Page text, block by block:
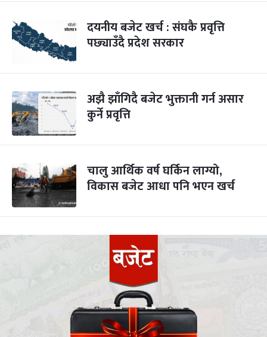
दयनीय बजेट खर्च : संघकै प्रवृत्ति
पछ्याउँदै प्रदेश सरकार
अझै झाँगिदै बजेट भुक्तानी गर्न असार
कुर्ने प्रवृत्ति
चालु आर्थिक वर्ष घर्किन लाग्यो,
विकास बजेट आधा पनि भएन खर्च